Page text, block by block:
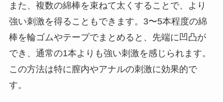
また、複数の綿棒を束ねて太くすることで、より
強い刺激を得ることもできます。3〜5本程度の綿
棒を輪ゴムやテープでまとめると、先端に凹凸が
でき、通常の1本よりも強い刺激を感じられます。
この方法は特に膣内やアナルの刺激に効果的で
す。